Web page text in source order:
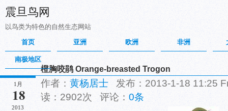
震旦鸟网
以鸟类为特色的自然生态网站
首页
亚洲 欧洲 非洲
南极地区
1月
18
2013
橙胸咬鹃 Orange-breasted Trogon
作者： 黄杨居士 发布：2013-1-18 11:25
读：2902次 评论： 0条